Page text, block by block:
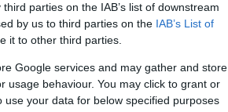
parties on the IAB’s list of downstream
by us to third parties on the IAB’s List of
it to other third parties.
Google services and may gather and store
usage behaviour. You may click to grant or
your data for below specified purposes